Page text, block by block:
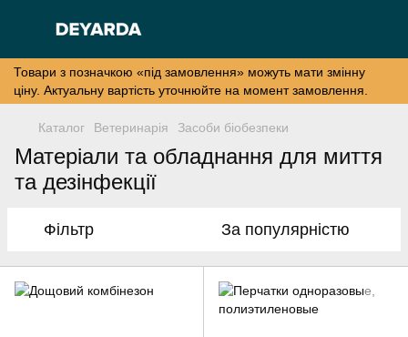
Товари з позначкою «під замовлення» можуть мати змінну
ціну. Актуальну вартість уточнюйте на момент замовлення.
Каталог Ветеринарія Засоби біобезпеки
Матеріали та обладнання для миття
та дезінфекції
Фільтр За популярністю